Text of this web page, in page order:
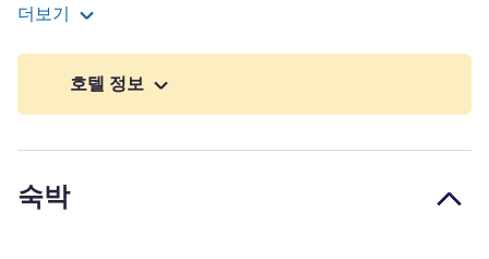
and kids space. Enjoy a balanced breakfast with regional
items at the restaurant.
Whether you're on business or sightseeing in Salvador, take
treasure hidden among the buildings and houses of the Rio
Rio Vermelho, the former residence of bahian writer Jorge
더보기
호텔 정보
숙박